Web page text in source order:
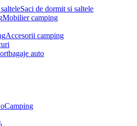
Saci de dormit si saltele
Mobilier camping
Accesorii camping
auto